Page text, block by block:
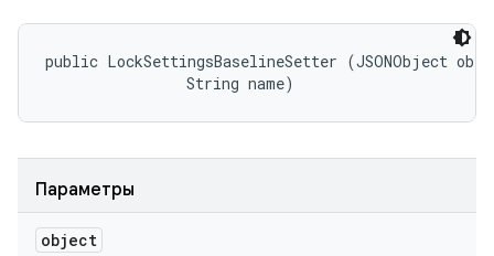
public LockSettingsBaselineSetter (JSONObject
                String name)
Параметры
object